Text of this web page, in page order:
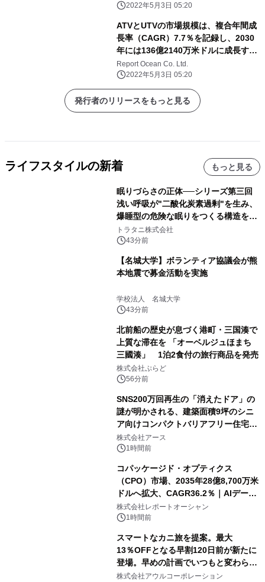
2022年5月3日 05:20
ATVとUTVの市場規模は、複合年間成
長率（CAGR）7.7％を記録し、2030
年には136億2140万米ドルに成長する
と予測される
Report Ocean Co. Ltd.
2022年5月3日 05:20
発行者のリリースをもっと見る
ライフスタイルの新着 もっと見る
眠りづらさの正体──シリーズ第三回
浅い呼吸が"二酸化炭素過剰"を生み、
爆睡型の危険な眠りをつくる構造を解
説
トラタニ株式会社
43分前
【名城大学】ボランティア協議会が熊
本地震で募金活動を実施
学校法人 名城大学
43分前
北前船の歴史が息づく港町・三国湊で
上質な滞在を 「オーベルジュほまち
三國湊」 1泊2食付の旅行商品を発売
株式会社ぷらど
56分前
SNS200万回再生の「消えたドア」の
謎が明かされる、建築面積9坪のシニ
ア向けコンパクトバリアフリー住宅が
誕生
株式会社アース
1時間前
コパッケージド・オプティクス
（CPO）市場、2035年28億8,700万米
ドルへ拡大、CAGR36.2％｜AIデータ
センター・高速光通信需要が成長を加
速
株式会社レポートオーシャン
1時間前
スマートなカニ旅を提案。最大
13％OFFとなる早割120日前が新たに
登場。早めの計画でいつもと変わらぬ
大人の冬旅を。ー夕日ヶ浦温泉「佳松
株式会社アウルコーポレーション